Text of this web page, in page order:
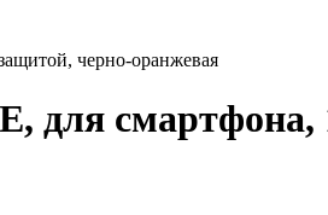
черно-оранжевая
для смартфона,